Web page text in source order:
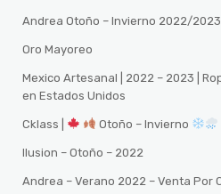
Andrea Otoño – Invierno 2022/2023
Oro Mayoreo
Mexico Artesanal | 2022 – 2023 |
en Estados Unidos
Cklass | Otoño – Invierno
Ilusion – Otoño – 2022
Andrea – Verano 2022 – Venta Por